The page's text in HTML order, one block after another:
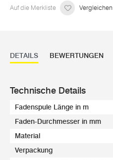
Auf die Merkliste Vergleichen
DETAILS BEWERTUNGEN
Technische Details
Fadenspule Länge in m
Faden-Durchmesser in mm
Material
Verpackung